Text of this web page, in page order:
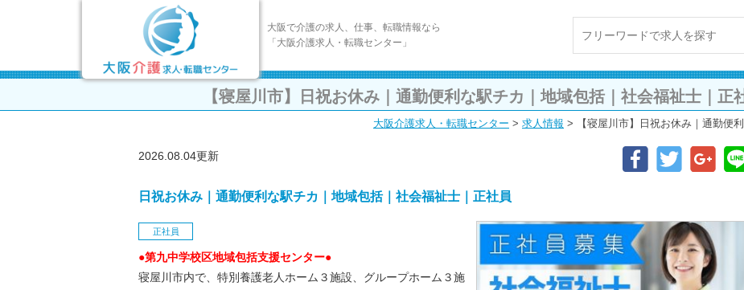
大阪で介護の求人、仕事、転職情報なら
「大阪介護求人・転職センター」
【寝屋川市】日祝お休み｜通勤便利な駅チカ｜地域包括｜社会福祉士｜正
大阪介護求人・転職センター > 求人情報 > 【寝屋川市】日祝お休み｜通勤便
2026.08.04更新
日祝お休み｜通勤便利な駅チカ｜地域包括｜社会福祉士｜正社員
正社員
●第九中学校区地域包括支援センター●
寝屋川市内で、特別養護老人ホーム３施設、グループホーム３施